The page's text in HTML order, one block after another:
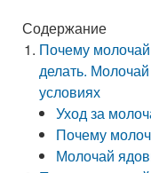
Содержание
Почему
делать.
условиях
Уход за
Почему
Молочай